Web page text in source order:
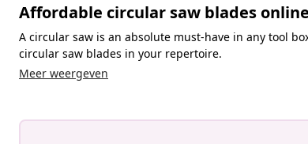
Affordable circular saw blades
A circular saw is an absolute must-have in any tool
circular saw blades in your repertoire.
Meer weergeven